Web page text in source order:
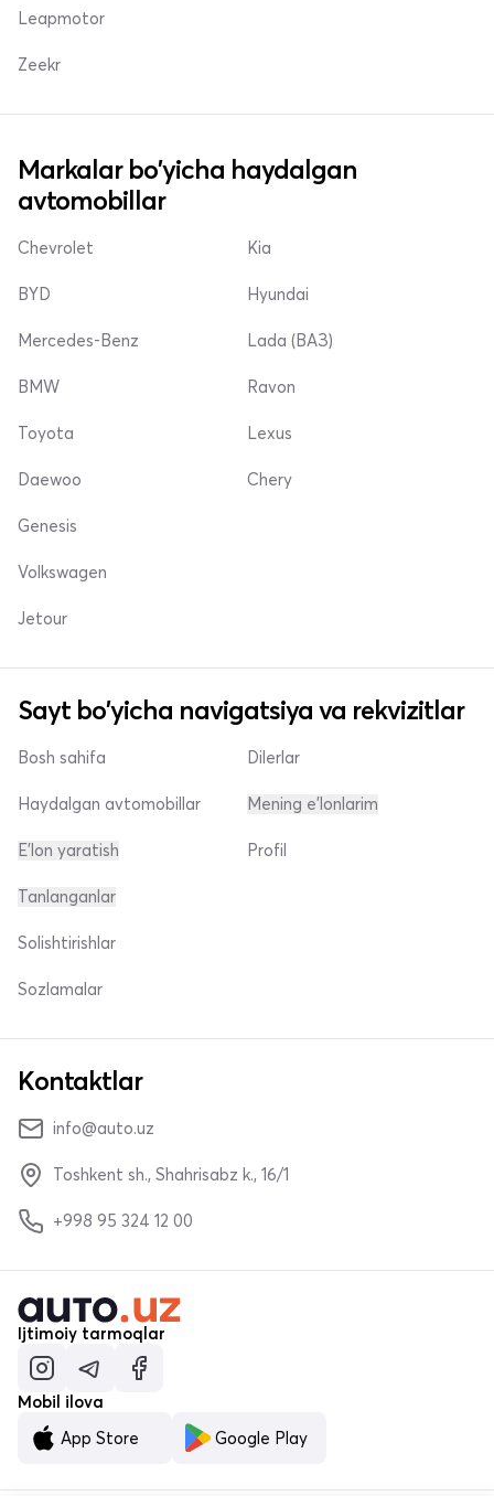
Leapmotor
Zeekr
Markalar bo'yicha haydalgan
avtomobillar
Chevrolet
BYD
Mercedes-Benz
Kia
Hyundai
Lada (ВАЗ)
BMW
Toyota
Daewoo
Ravon
Lexus
Chery
Genesis
Volkswagen
Jetour
Sayt bo'yicha navigatsiya va rekvizitlar
Bosh sahifa
Haydalgan avtomobillar
E'lon yaratish
Dilerlar
Mening e'lonlarim
Profil
Tanlanganlar
Solishtirishlar
Sozlamalar
Kontaktlar
info@auto.uz
Toshkent sh., Shahrisabz k., 16/1
+998 95 324 12 00
Ijtimoiy tarmoqlar
Mobil ilova
App Store
Google Play